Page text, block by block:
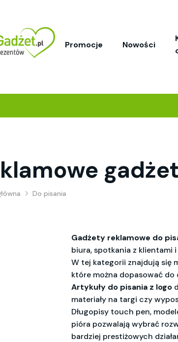
Promocje Nowości
Do pisania
Gadżety reklamowe do
biura, spotkania z klientami
W tej kategorii znajdują się
które można dopasować do
Artykuły do pisania z logo
materiały na targi czy
Długopisy touch pen,
pióra pozwalają wybrać
bardziej prestiżowych